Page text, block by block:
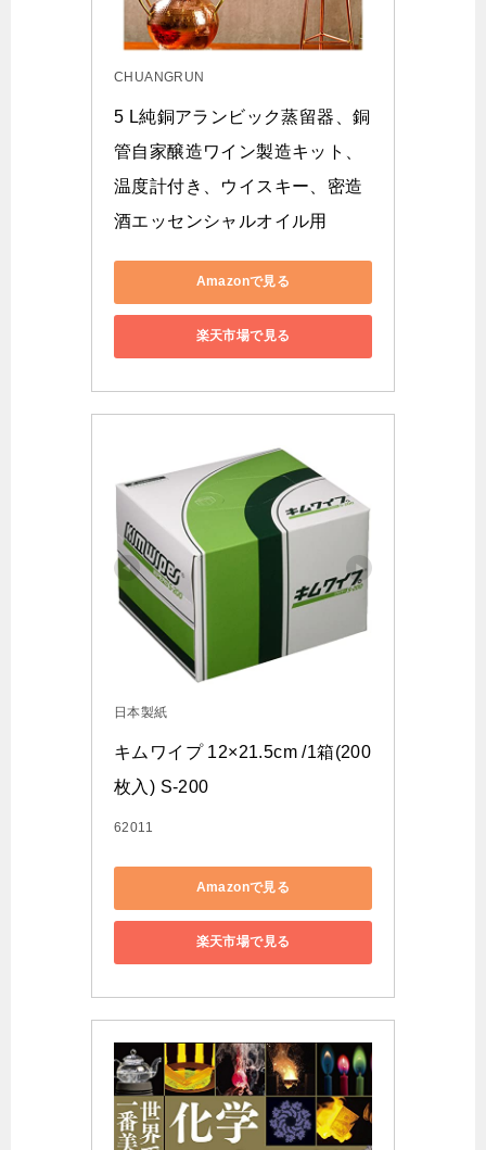
CHUANGRUN
5 L純銅アランビック蒸留器、銅
管自家醸造ワイン製造キット、
温度計付き、ウイスキー、密造
酒エッセンシャルオイル用
Amazonで見る
楽天市場で見る
日本製紙
キムワイプ 12×21.5cm /1箱(200
枚入) S-200
62011
Amazonで見る
楽天市場で見る